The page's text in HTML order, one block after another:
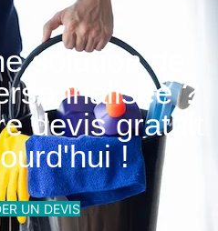
solution de
?
devis gratuit
!
UN DEVIS